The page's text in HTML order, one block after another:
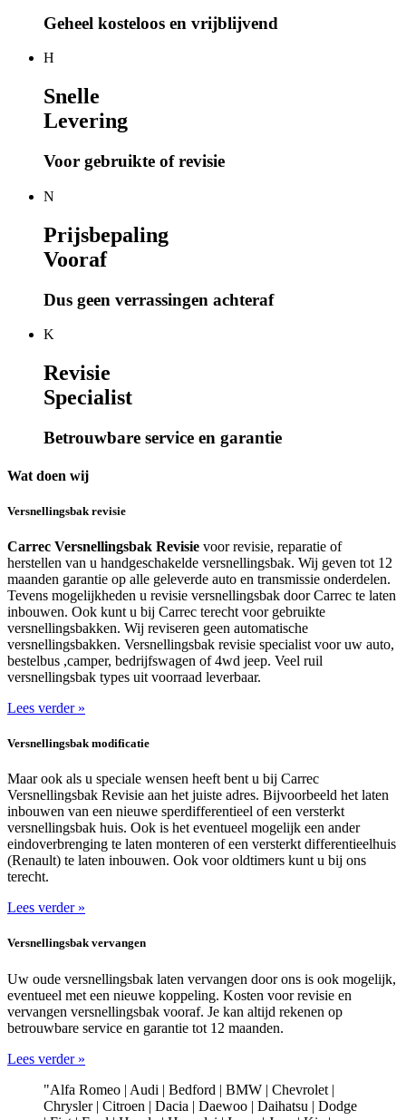
Geheel kosteloos en vrijblijvend
H
Snelle
Levering
Voor gebruikte of revisie
N
Prijsbepaling
Vooraf
Dus geen verrassingen achteraf
K
Revisie
Specialist
Betrouwbare service en garantie
Wat doen wij
Versnellingsbak revisie
Carrec Versnellingsbak Revisie voor revisie, reparatie of
herstellen van u handgeschakelde versnellingsbak. Wij geven tot 12
maanden garantie op alle geleverde auto en transmissie onderdelen.
Tevens mogelijkheden u revisie versnellingsbak door Carrec te laten
inbouwen. Ook kunt u bij Carrec terecht voor gebruikte
versnellingsbakken. Wij reviseren geen automatische
versnellingsbakken. Versnellingsbak revisie specialist voor uw auto,
bestelbus ,camper, bedrijfswagen of 4wd jeep. Veel ruil
versnellingsbak types uit voorraad leverbaar.
Lees verder »
Versnellingsbak modificatie
Maar ook als u speciale wensen heeft bent u bij Carrec
Versnellingsbak Revisie aan het juiste adres. Bijvoorbeeld het laten
inbouwen van een nieuwe sperdifferentieel of een versterkt
versnellingsbak huis. Ook is het eventueel mogelijk een ander
eindoverbrenging te laten monteren of een versterkt differentieelhuis
(Renault) te laten inbouwen. Ook voor oldtimers kunt u bij ons
terecht.
Lees verder »
Versnellingsbak vervangen
Uw oude versnellingsbak laten vervangen door ons is ook mogelijk,
eventueel met een nieuwe koppeling. Kosten voor revisie en
vervangen versnellingsbak vooraf. Je kan altijd rekenen op
betrouwbare service en garantie tot 12 maanden.
Lees verder »
"Alfa Romeo | Audi | Bedford | BMW | Chevrolet |
Chrysler | Citroen | Dacia | Daewoo | Daihatsu | Dodge